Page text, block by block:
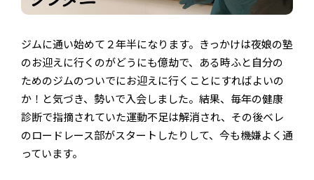
ジムに通い始めて２年半になります。きっかけは夜娘の塾
のお迎えに行くのがどうにも億劫で、ある時ふと自分の
ためのジムのついでにお迎えに行くことにすればよいの
か！と気づき、勢いで入会しました。結果、毎年の健康
診断で指摘されていた運動不足は解消され、その後ベレ
のロードレース部がスタートしたりして、今も機嫌よく通
っています。